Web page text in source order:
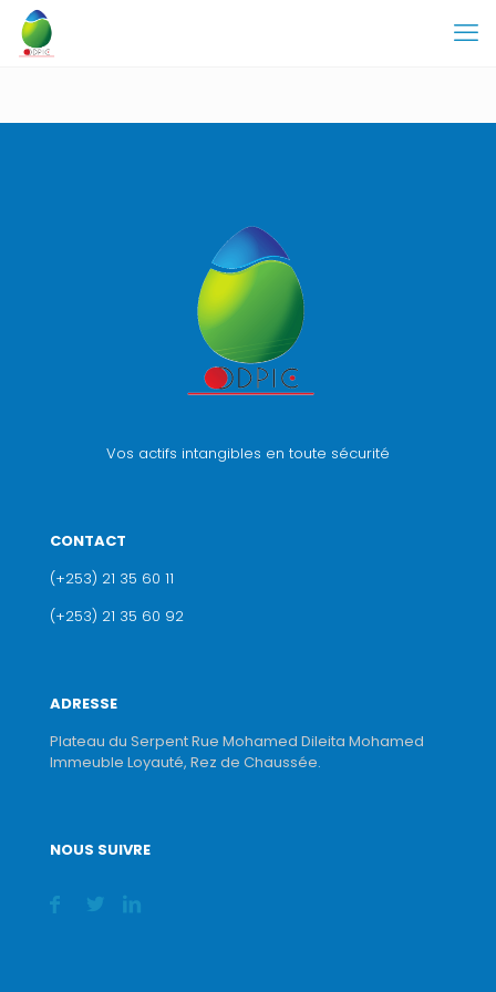
Vos actifs intangibles en toute sécurité
CONTACT
(+253) 21 35 60 11
(+253) 21 35 60 92
ADRESSE
Plateau du Serpent Rue Mohamed Dileita Mohamed
Immeuble Loyauté, Rez de Chaussée.
NOUS SUIVRE